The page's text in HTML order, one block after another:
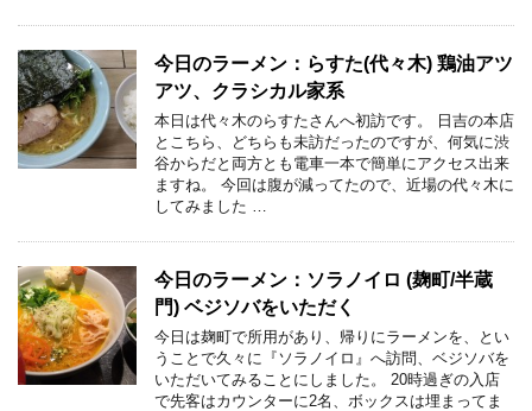
今日のラーメン：らすた(代々木) 鶏油アツ
アツ、クラシカル家系
本日は代々木のらすたさんへ初訪です。 日吉の本店
とこちら、どちらも未訪だったのですが、何気に渋
谷からだと両方とも電車一本で簡単にアクセス出来
ますね。 今回は腹が減ってたので、近場の代々木に
してみました …
今日のラーメン：ソラノイロ (麹町/半蔵
門) ベジソバをいただく
今日は麹町で所用があり、帰りにラーメンを、とい
うことで久々に『ソラノイロ』へ訪問、ベジソバを
いただいてみることにしました。 20時過ぎの入店
で先客はカウンターに2名、ボックスは埋まってま